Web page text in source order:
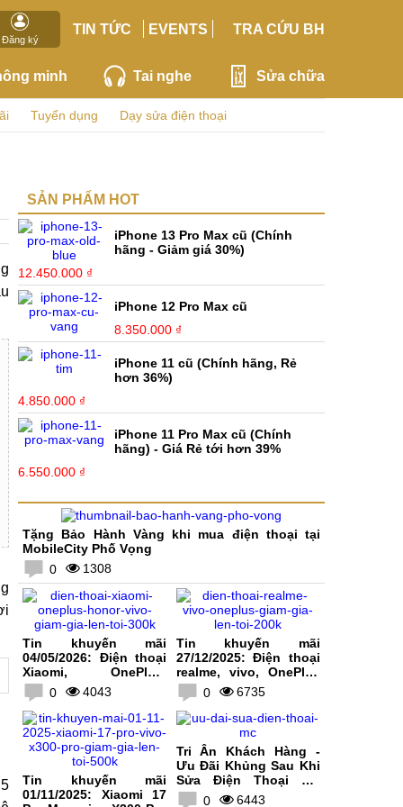
Đăng ký
TIN TỨC EVENTS TRA CỨU BH
minh Tai nghe Sửa chữa
Tuyển dụng Dạy sửa điện thoại
SẢN PHẨM HOT
iPhone 13 Pro Max cũ (Chính
hãng - Giảm giá 30%)
12.450.000 ₫
iPhone 12 Pro Max cũ
8.350.000 ₫
iPhone 11 cũ (Chính hãng, Rẻ
hơn 36%)
4.850.000 ₫
iPhone 11 Pro Max cũ (Chính
hãng) - Giá Rẻ tới hơn 39%
6.550.000 ₫
Tặng Bảo Hành Vàng khi mua điện thoại tại
MobileCity Phố Vọng
0
1308
Tin khuyến mãi
04/05/2026: Điện thoại
Xiaomi, OnePlus,
HONOR, vivo giảm giá
lên tới 300K
0 4043
Tin khuyến mãi
27/12/2025: Điện thoại
realme, vivo, OnePlus
giảm giá lên tới 200K
0 6735
Tin khuyến mãi
01/11/2025: Xiaomi 17
Tri Ân Khách Hàng -
Ưu Đãi Khủng Sau Khi
Sửa Điện Thoại Tại
MobileCity
0 6443